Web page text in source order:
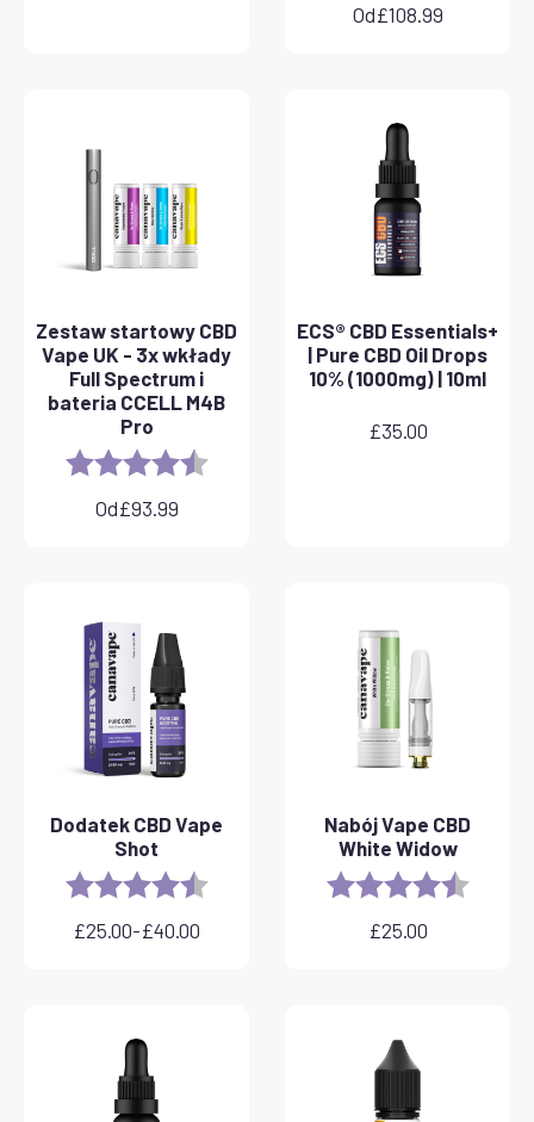
Od£108.99
Zestaw startowy CBD
Vape UK - 3x wkłady
Full Spectrum i
bateria CCELL M4B
Pro
Rating: 4.8 out of 5 stars
Od£93.99
ECS® CBD Essentials+
| Pure CBD Oil Drops
10% (1000mg) | 10ml
£35.00
Dodatek CBD Vape
Shot
Rating: 4.8 out of 5 stars
£25.00-£40.00
Zakres
do
£40.00
Nabój Vape CBD
White Widow
Rating: 4.6 out
£25.00